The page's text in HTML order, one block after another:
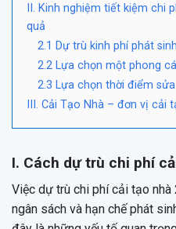
II. Kinh nghiệm tiết kiệm chi
quả
2.1 Dự trù kinh phí phát sinh
2.2 Lựa chọn một phong
2.3 Lựa chọn thời điểm
III. Cải Tạo Nhà – đơn vị cải
I. Cách dự trù chi phí
Việc dự trù chi phí cải tạo
ngân sách và hạn chế phát